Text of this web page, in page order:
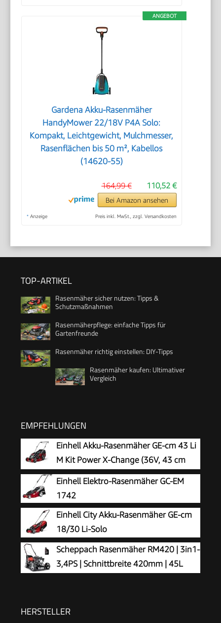
ANGEBOT
Gardena Akku-Rasenmäher
HandyMower 22/18V P4A Solo:
Kompakt, Leichtgewicht, Mulchmesser,
Rasenflächen bis 50 m², Kabellos
(14620-55)
110,52 €
164,99 €
Bei Amazon ansehen
* Anzeige Preis inkl. MwSt., zzgl. Versandkosten
TOP-ARTIKEL
Rasenmäher sicher nutzen: Tipps &
Schutzmaßnahmen
Rasenmäherpflege: einfache Tipps für
Gartenfreunde
Rasenmäher richtig einstellen: DIY-Tipps
Rasenmäher kaufen: Ultimativer
Vergleich
EMPFEHLUNGEN
Einhell Akku-Rasenmäher GE-cm 43 Li
M Kit Power X-Change (36V, 43 cm
Schnittbreite, bis 600 m², Brushless,
Mulch-Kit, 63L Fangkorb, 25-75 mm
Schnitthöhe, inkl. 2X 4,0Ah + 2X Ladegerät)
Einhell Elektro-Rasenmäher GC-EM
1742
Einhell City Akku-Rasenmäher GE-cm
18/30 Li-Solo
Scheppach Rasenmäher RM420 | 3in1-
3,4PS | Schnittbreite 420mm | 45L
HERSTELLER